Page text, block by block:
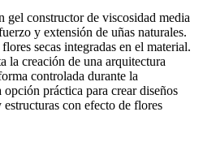
constructor de viscosidad media
y extensión de uñas naturales.
secas integradas en el material.
la creación de una arquitectura
controlada durante la
práctica para crear diseños
con efecto de flores